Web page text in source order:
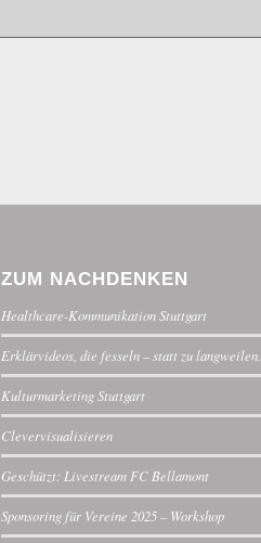
ZUM NACHDENKEN
Healthcare-Kommunikation Stuttgart
Erklärvideos, die fesseln – statt zu langweilen.
Kulturmarketing Stuttgart
Clevervisualisieren
Geschützt: Livestream FC Bellamont
Sponsoring für Vereine 2025 – Workshop